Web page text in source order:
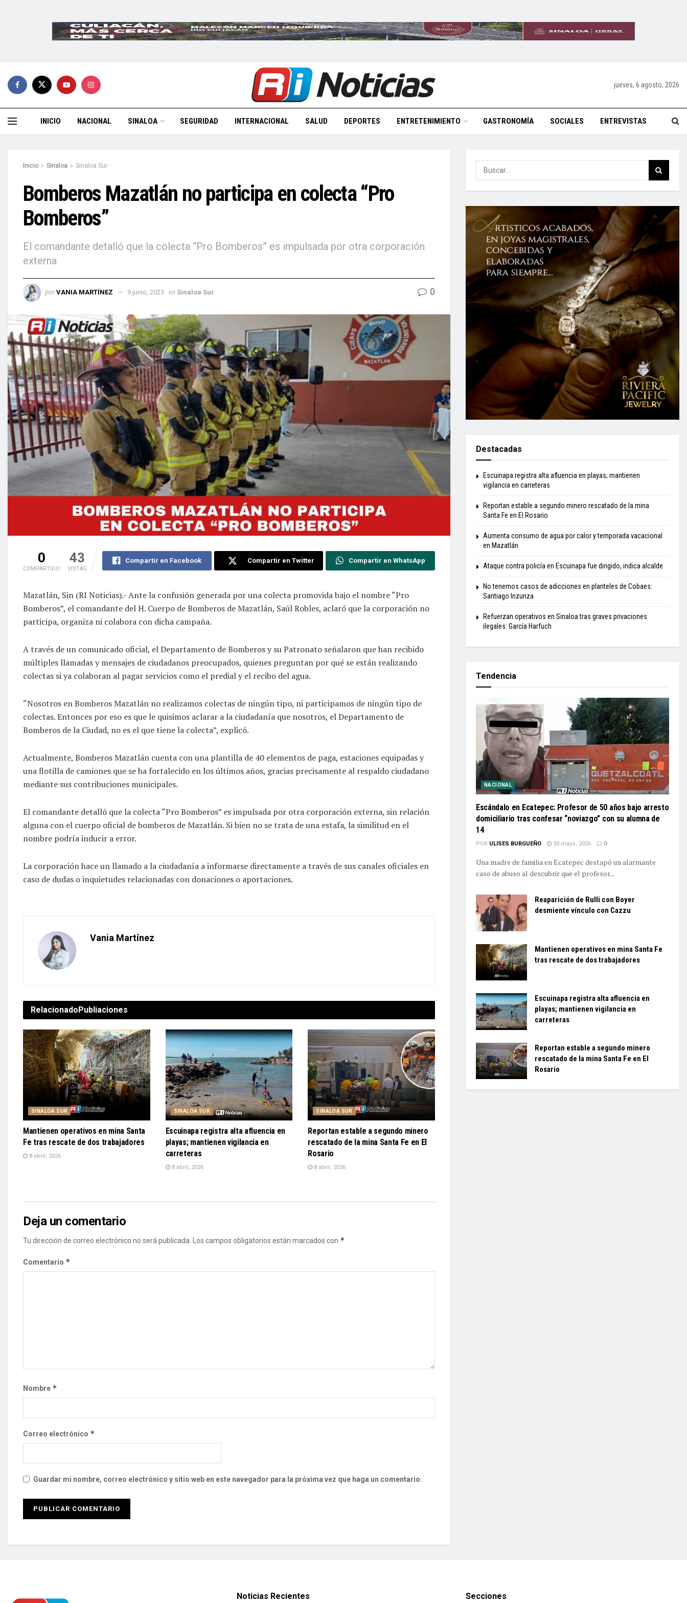
jueves, 6 agosto, 2026
INICIO NACIONAL SINALOA SEGURIDAD INTERNACIONAL SALUD DEPORTES ENTRETENIMIENTO GASTRONOMÍA SOCIALES ENTREVISTAS
Inicio Sinaloa Sinaloa Sur
Bomberos Mazatlán no participa en colecta “Pro
Bomberos”
El comandante detalló que la colecta “Pro Bomberos” es impulsada por otra corporación
externa
por VANIA MARTÍNEZ 9 junio, 2025 en Sinaloa Sur 0
0
COMPARTIDO
43
VISTAS
Compartir en Facebook Compartir en Twitter Compartir en WhatsApp
Mazatlán, Sin (RI Noticias).- Ante la confusión generada por una colecta promovida bajo el nombre “Pro
Bomberos”, el comandante del H. Cuerpo de Bomberos de Mazatlán, Saúl Robles, aclaró que la corporación no
participa, organiza ni colabora con dicha campaña.
A través de un comunicado oficial, el Departamento de Bomberos y su Patronato señalaron que han recibido
múltiples llamadas y mensajes de ciudadanos preocupados, quienes preguntan por qué se están realizando
colectas si ya colaboran al pagar servicios como el predial y el recibo del agua.
“Nosotros en Bomberos Mazatlán no realizamos colectas de ningún tipo, ni participamos de ningún tipo de
colectas. Entonces por eso es que le quisimos aclarar a la ciudadanía que nosotros, el Departamento de
Bomberos de la Ciudad, no es el que tiene la colecta”, explicó.
Actualmente, Bomberos Mazatlán cuenta con una plantilla de 40 elementos de paga, estaciones equipadas y
una flotilla de camiones que se ha fortalecido en los últimos años, gracias precisamente al respaldo ciudadano
mediante sus contribuciones municipales.
El comandante detalló que la colecta “Pro Bomberos” es impulsada por otra corporación externa, sin relación
alguna con el cuerpo oficial de bomberos de Mazatlán. Si bien no se trata de una estafa, la similitud en el
nombre podría inducir a error.
La corporación hace un llamado a la ciudadanía a informarse directamente a través de sus canales oficiales en
caso de dudas o inquietudes relacionadas con donaciones o aportaciones.
Vania Martínez
RelacionadoPubliaciones
SINALOA SUR
Mantienen operativos en mina Santa
Fe tras rescate de dos trabajadores
8 abril, 2026
SINALOA SUR
Escuinapa registra alta afluencia en
playas; mantienen vigilancia en
carreteras
8 abril, 2026
SINALOA SUR
Reportan estable a segundo minero
rescatado de la mina Santa Fe en El
Rosario
8 abril, 2026
Deja un comentario
Tu dirección de correo electrónico no será publicada. Los campos obligatorios están marcados con *
Comentario *
Nombre *
Correo electrónico *
Guardar mi nombre, correo electrónico y sitio web en este navegador para la próxima vez que haga un comentario.
Destacadas
Escuinapa registra alta afluencia en playas; mantienen
vigilancia en carreteras
Reportan estable a segundo minero rescatado de la mina
Santa Fe en El Rosario
Aumenta consumo de agua por calor y temporada vacacional
en Mazatlán
Ataque contra policía en Escuinapa fue dirigido, indica alcalde
No tenemos casos de adicciones en planteles de Cobaes:
Santiago Inzunza
Refuerzan operativos en Sinaloa tras graves privaciones
ilegales: García Harfuch
Tendencia
NACIONAL
Escándalo en Ecatepec: Profesor de 50 años bajo arresto
domiciliario tras confesar “noviazgo” con su alumna de
14
POR ULISES BURGUEÑO 30 mayo, 2026 0
Una madre de familia en Ecatepec destapó un alarmante
caso de abuso al descubrir que el profesor...
Reaparición de Rulli con Boyer
desmiente vínculo con Cazzu
Mantienen operativos en mina Santa Fe
tras rescate de dos trabajadores
Escuinapa registra alta afluencia en
playas; mantienen vigilancia en
carreteras
Reportan estable a segundo minero
rescatado de la mina Santa Fe en El
Rosario
Noticias Recientes Secciones